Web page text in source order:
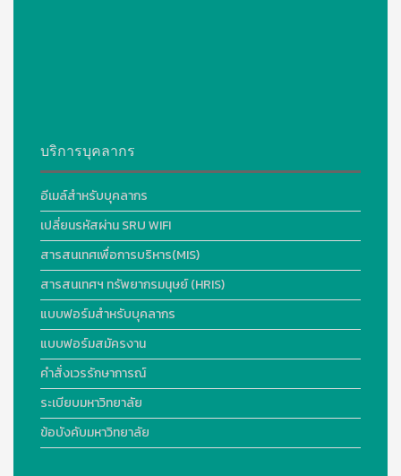
บริการบุคลากร
อีเมล์สำหรับบุคลากร
เปลี่ยนรหัสผ่าน SRU WIFI
สารสนเทศเพื่อการบริหาร(MIS)
สารสนเทศฯ ทรัพยากรมนุษย์ (HRIS)
แบบฟอร์มสำหรับบุคลากร
แบบฟอร์มสมัครงาน
คำสั่งเวรรักษาการณ์
ระเบียบมหาวิทยาลัย
ข้อบังคับมหาวิทยาลัย